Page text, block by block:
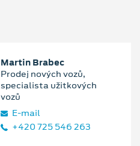
Martin Brabec
Prodej nových vozů,
specialista užitkových
vozů
E‑mail
+420 725 546 263